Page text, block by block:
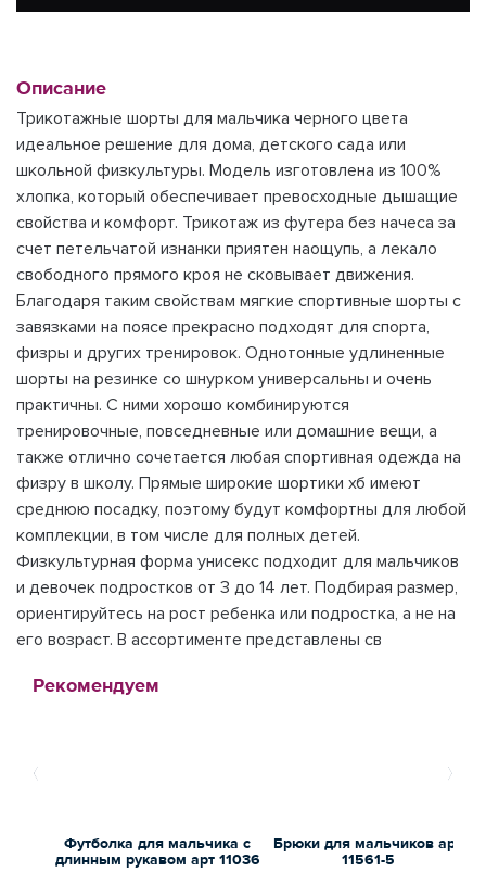
Описание
Трикотажные шорты для мальчика черного цвета
идеальное решение для дома, детского сада или
школьной физкультуры. Модель изготовлена из 100%
хлопка, который обеспечивает превосходные дышащие
свойства и комфорт. Трикотаж из футера без начеса за
счет петельчатой изнанки приятен наощупь, а лекало
свободного прямого кроя не сковывает движения.
Благодаря таким свойствам мягкие спортивные шорты с
завязками на поясе прекрасно подходят для спорта,
физры и других тренировок. Однотонные удлиненные
шорты на резинке со шнурком универсальны и очень
практичны. С ними хорошо комбинируются
тренировочные, повседневные или домашние вещи, а
также отлично сочетается любая спортивная одежда на
физру в школу. Прямые широкие шортики хб имеют
среднюю посадку, поэтому будут комфортны для любой
комплекции, в том числе для полных детей.
Физкультурная форма унисекс подходит для мальчиков
и девочек подростков от 3 до 14 лет. Подбирая размер,
ориентируйтесь на рост ребенка или подростка, а не на
его возраст. В ассортименте представлены св
Рекомендуем
Футболка для мальчика с
длинным рукавом арт 11036
Брюки для мальчиков арт
11561-5